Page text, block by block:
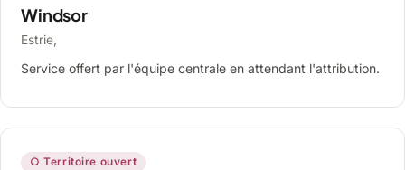
Windsor
Estrie,
Service offert par l'équipe centrale en attendant l'attribution.
○ Territoire ouvert